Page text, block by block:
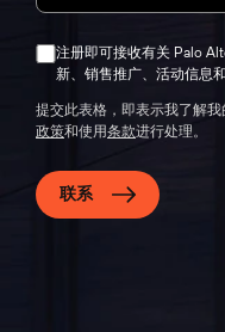
注册即可接收有关 Palo
新、销售推广、活动信息
提交此表格，即表示我了解
政策和使用条款进行处理。
联系